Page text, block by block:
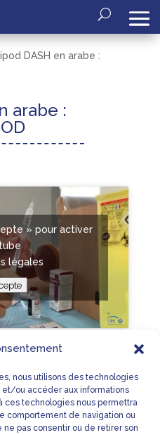
nous utilisons des technologies
ou accéder aux informations
ces technologies nous permettra
comportement de navigation ou
pas consentir ou de retirer son
DASH en arabe :
arabe :
» pour activer
légales
MENTIONS LÉGALES
NOUS CONTACTER